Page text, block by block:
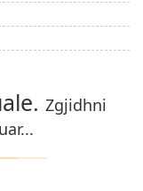
Zgjidhni